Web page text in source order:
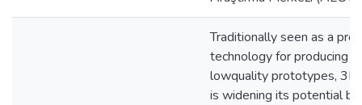
Traditionally seen as a
technology for producing
lowquality prototypes, 3D
is widening its potential by